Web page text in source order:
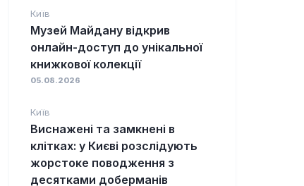
Київ
Музей Майдану відкрив
онлайн-доступ до унікальної
книжкової колекції
05.08.2026
Київ
Виснажені та замкнені в
клітках: у Києві розслідують
жорстоке поводження з
десятками доберманів